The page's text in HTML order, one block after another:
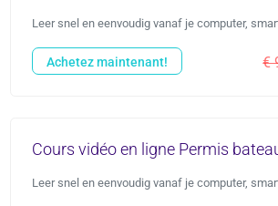
Leer snel en eenvoudig vanaf je computer,
€
Achetez maintenant!
Cours vidéo en ligne Permis
Leer snel en eenvoudig vanaf je computer,